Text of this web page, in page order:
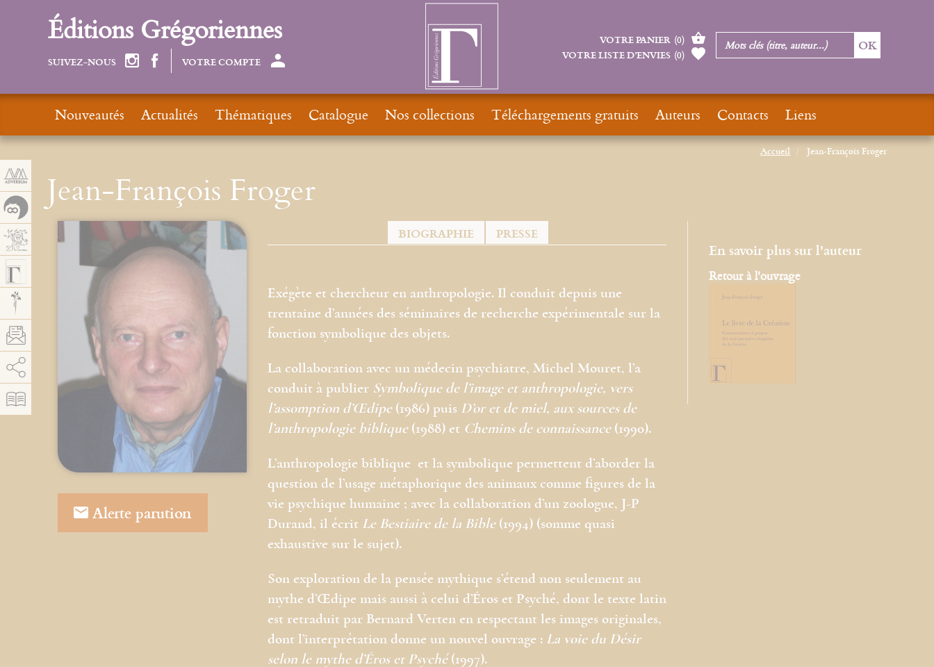
Accueil Jean-François Froger
Jean-François Froger
Alerte parution
BIOGRAPHIE PRESSE
Exégète et chercheur en anthropologie. Il conduit depuis une
trentaine d’années des séminaires de recherche expérimentale sur la
fonction symbolique des objets.
La collaboration avec un médecin psychiatre, Michel Mouret, l’a
conduit à publier Symbolique de l’image et anthropologie, vers
l’assomption d’Œdipe(1986) puis D’or et de miel, aux sources de
l’anthropologie biblique(1988) et Chemins de connaissance(1990).
L’anthropologie biblique et la symbolique permettent d’aborder la
question de l’usage métaphorique des animaux comme figures de la
vie psychique humaine ; avec la collaboration d’un zoologue, J-P
Durand, il écrit Le Bestiaire de la Bible(1994) (somme quasi
exhaustive sur le sujet).
Son exploration de la pensée mythique s’étend non seulement au
mythe d’Œdipe mais aussi à celui d’Éros et Psyché, dont le texte latin
est retraduit par Bernard Verten en respectant les images originales,
dont l’interprétation donne un nouvel ouvrage : La voie du Désir
selon le mythe d’Éros et Psyché(1997).
En savoir plus sur l'auteur
Retour à l'ouvrage
Éditions Grégoriennes
SUIVEZ-NOUS VOTRE COMPTE
VOTRE PANIER (0)
VOTRE LISTE D’ENVIES (0)
Nouveautés Actualités Thématiques Catalogue Nos collections Téléchargements gratuits Auteurs Contacts Liens
AddThis est désactivé. Autoriser
Panneau de gestion des cookies